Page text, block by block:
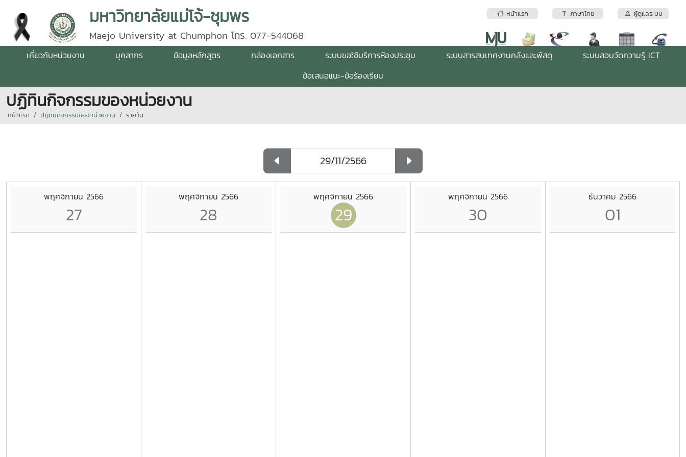
หน้าแรก ภาษาไทย ผู้ดูแลระบบ
มหาวิทยาลัยแม่โจ้-ชุมพร
Maejo University at Chumphon โทร. 077-544068
เกี่ยวกับหน่วยงาน บุคลากร ข้อมูลหลักสูตร กล่องเอกสาร ระบบขอใช้บริการห้องประชุม ระบบสารสนเทศงานคลังและพัสดุ
ระบบสอบวัดความรู้ ICT
ข้อเสนอแนะ-ข้อร้องเรียน
ปฏิทินกิจกรรมของหน่วยงาน
หน้าแรก ปฏิทินกิจกรรมของหน่วยงาน รายวัน
พฤศจิกายน 2566
27
พฤศจิกายน 2566
28
พฤศจิกายน 2566
29
พฤศจิกายน 2566
30
ธันวาคม 2566
01